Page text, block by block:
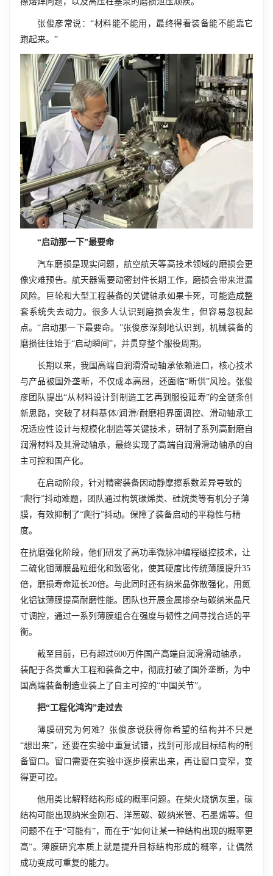
张俊彦常说：“材料能不能用，最终得看装备能不能靠它
跑起来。”
“启动那一下”最要命
汽车磨损是现实问题，航空航天等高技术领域的磨损会更
像灾难预告。航天器需要动密封件长期工作，磨损会带来泄漏
风险。巨轮和大型工程装备的关键轴承如果卡死，可能造成整
套系统失去动力。很多人认识到磨损会发生，但容易忽视起
点。“启动那一下最要命。”张俊彦深刻地认识到，机械装备的
磨损往往始于“启动瞬间”，并贯穿整个服役周期。
长期以来，我国高端自润滑滑动轴承依赖进口，核心技术
与产品被国外垄断，不仅成本高昂，还面临“断供”风险。张俊
彦团队提出“从材料设计到制造工艺再到服役延寿”的全链条创
新思路，突破了材料基体/润滑/耐磨相界面调控、滑动轴承工
况适应性设计与规模化制造等关键技术，研制了系列高耐磨自
润滑材料及其滑动轴承，最终实现了高端自润滑滑动轴承的自
主可控和国产化。
在启动阶段，针对精密装备因动静摩擦系数差异导致的
“爬行”抖动难题，团队通过构筑碳烯类、硅烷类等有机分子薄
膜，有效抑制了“爬行”抖动。保障了装备启动的平稳性与精
度。
在抗磨强化阶段，他们研发了高功率微脉冲编程磁控技术，让
二硫化钼薄膜晶粒细化和致密化，使其硬度比传统薄膜提升35
倍，磨损寿命延长20倍。与此同时还有纳米晶弥散强化，用氮
化铝钛薄膜提高耐磨性能。团队也开展金属掺杂与碳纳米晶尺
寸调控，通过一系列薄膜组合在强度与韧性之间寻找合适的平
衡。
截至目前，已有超过600万件国产高端自润滑滑动轴承，
装配于各类重大工程和装备之中，彻底打破了国外垄断，为中
国高端装备制造业装上了自主可控的“中国关节”。
把“工程化鸿沟”走过去
薄膜研究为何难？张俊彦说获得你希望的结构并不只是
“想出来”，还要在实验中重复试错，找到可形成目标结构的制
备窗口。窗口需要在实验中逐步摸索出来，再让窗口变窄，变
得更可控。
他用类比解释结构形成的概率问题。在柴火烧锅灰里，碳
结构可能出现纳米金刚石、洋葱碳、碳纳米管、石墨烯等。但
问题不在于“可能有”，而在于“如何让某一种结构出现的概率更
高”。薄膜研究本质上就是提升目标结构形成的概率，让偶然
成功变成可重复的能力。